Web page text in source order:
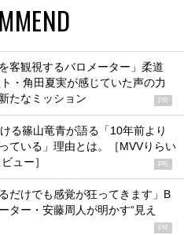
客観視するバロメーター」柔道
・角田夏実が感じていた声の力
たなミッション
PR
る篠山竜青が語る「10年前より
ている」理由とは。［MVVりらい
ュー］
PR
だけでも感覚が狂ってきます」B
ター・安藤周人が明かす“見え
PR